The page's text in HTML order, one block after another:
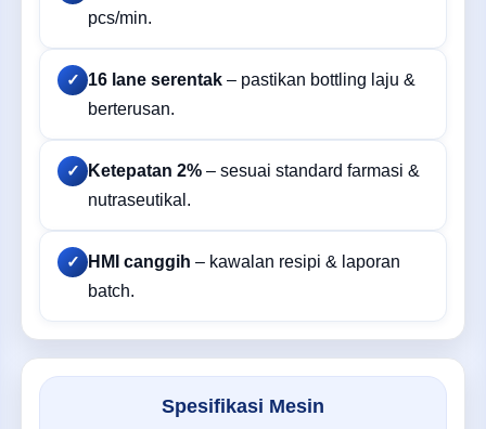
pcs/min.
✓ 16 lane serentak – pastikan bottling laju &
berterusan.
✓ Ketepatan 2% – sesuai standard farmasi &
nutraseutikal.
✓ HMI canggih – kawalan resipi & laporan
batch.
Spesifikasi Mesin